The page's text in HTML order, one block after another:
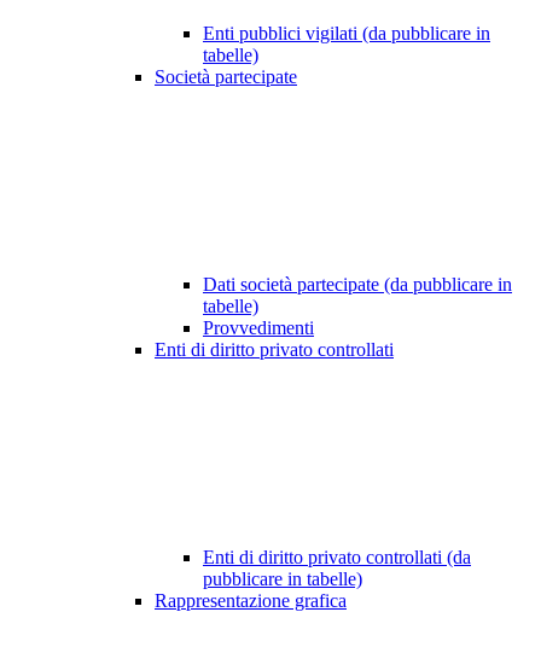
Enti pubblici vigilati (da pubblicare in
tabelle)
Società partecipate
Dati società partecipate (da pubblicare in
tabelle)
Provvedimenti
Enti di diritto privato controllati
Enti di diritto privato controllati (da
pubblicare in tabelle)
Rappresentazione grafica